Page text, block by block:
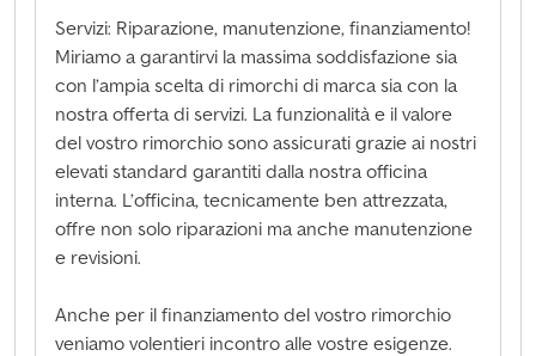
Servizi: Riparazione, manutenzione, finanziamento!
Miriamo a garantirvi la massima soddisfazione sia
con l’ampia scelta di rimorchi di marca sia con la
nostra offerta di servizi. La funzionalità e il valore
del vostro rimorchio sono assicurati grazie ai nostri
elevati standard garantiti dalla nostra officina
interna. L’officina, tecnicamente ben attrezzata,
offre non solo riparazioni ma anche manutenzione
e revisioni.
Anche per il finanziamento del vostro rimorchio
veniamo volentieri incontro alle vostre esigenze.